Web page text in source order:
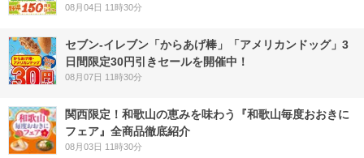
08月04日 11時30分
セブン‐イレブン「からあげ棒」「アメリカンドッグ」3
日間限定30円引きセールを開催中！
08月07日 11時30分
関西限定！和歌山の恵みを味わう『和歌山毎度おおきに
フェア』全商品徹底紹介
08月03日 11時30分